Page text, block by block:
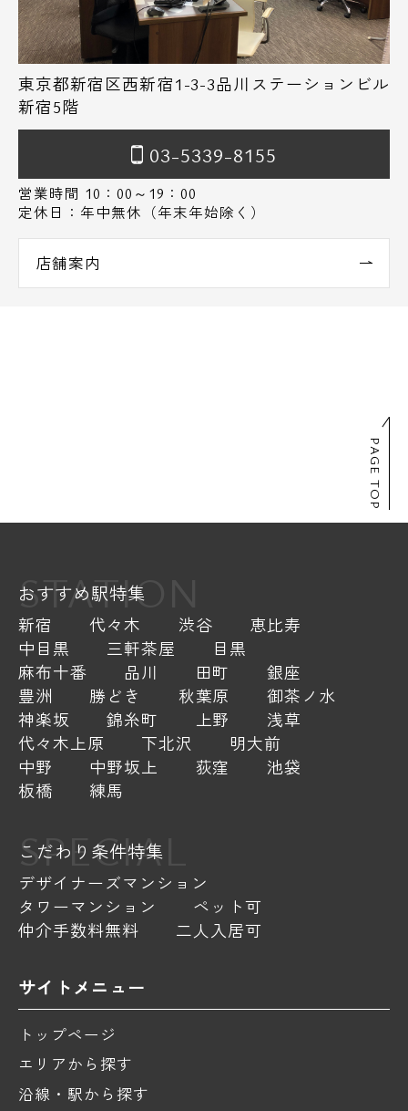
東京都新宿区西新宿1-3-3品川ステーションビル
新宿5階
03-5339-8155
営業時間 10：00～19：00
定休日：年中無休（年末年始除く）
店舗案内
PAGE TOP
STATION
おすすめ駅特集
新宿 代々木 渋谷
恵比寿
中目黒
三軒茶屋
目黒
麻布十番
品川 田町
銀座
豊洲
勝どき 秋葉原
御茶ノ水
神楽坂
錦糸町 上野
浅草
代々木上原
下北沢
明大前
中野
中野坂上 荻窪
池袋
板橋
練馬
SPECIAL
こだわり条件特集
デザイナーズマンション
タワーマンション
ペット可
仲介手数料無料
二人入居可
サイトメニュー
トップページ
エリアから探す
沿線・駅から探す